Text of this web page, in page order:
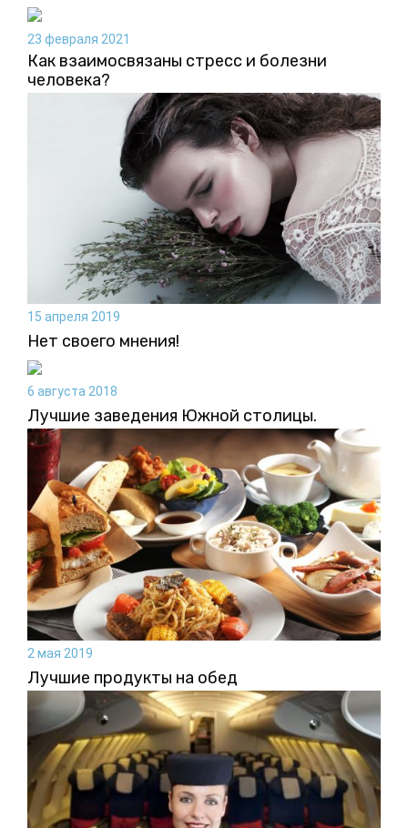
23 февраля 2021
Как взаимосвязаны стресс и болезни
человека?
15 апреля 2019
Нет своего мнения!
6 августа 2018
Лучшие заведения Южной столицы.
2 мая 2019
Лучшие продукты на обед